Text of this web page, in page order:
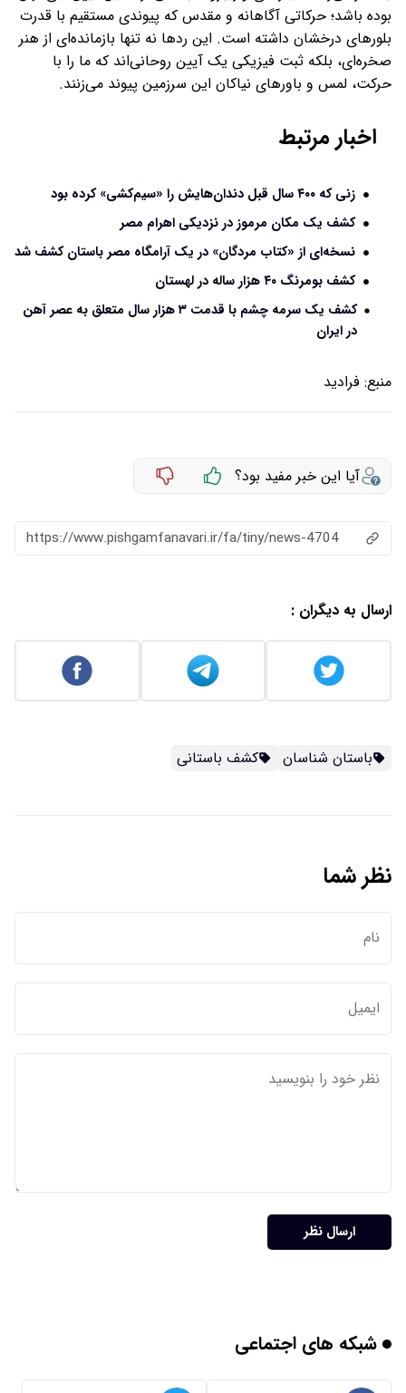
بوده باشد؛ حرکاتی آگاهانه و مقدس که پیوندی مستقیم با قدرت
بلورهای درخشان داشته است. این ردها نه تنها بازمانده‌ای از هنر
صخره‌ای، بلکه ثبت فیزیکی یک آیین روحانی‌اند که ما را با
حرکت، لمس و باورهای نیاکان این سرزمین پیوند می‌زنند.
اخبار مرتبط
زنی که ۴۰۰ سال قبل دندان‌هایش را «سیم‌کشی» کرده بود
کشف یک مکان مرموز در نزدیکی اهرام مصر
نسخه‌ای از «کتاب مردگان» در یک آرامگاه مصر باستان کشف شد
کشف بومرنگ ۴۰ هزار ساله در لهستان
کشف یک سرمه چشم با قدمت ۳ هزار سال متعلق به عصر آهن
در ایران
منبع: فرادید
آیا این خبر مفید بود؟
https://www.pishgamfanavari.ir/fa/tiny/news-4704
ارسال به دیگران :
باستان شناسان کشف باستانی
نظر شما
ارسال نظر
شبکه های اجتماعی